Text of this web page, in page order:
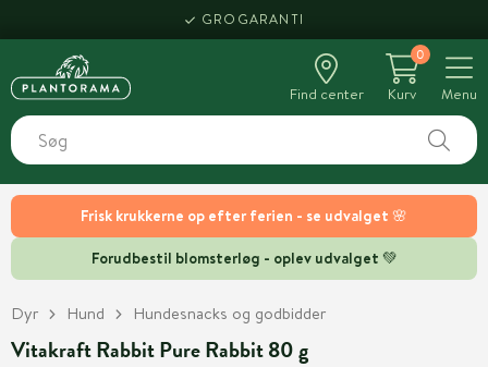
Frisk krukkerne op efter ferien - se udvalget 🌸
Forudbestil blomsterløg - oplev udvalget 💚
GROGARANTI
Find center
0
Kurv
Menu
Dyr Hund Hundesnacks og godbidder
Vitakraft Rabbit Pure Rabbit 80 g